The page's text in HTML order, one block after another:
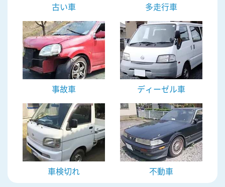
古い車 多走行車
事故車 ディーゼル車
車検切れ 不動車